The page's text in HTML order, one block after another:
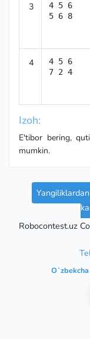
3
4 5 6
5 6 8
4
4 5 6
7 2 4
Izoh:
E'tibor bering,
mumkin.
Robocontest.uz
Oʻzbekcha